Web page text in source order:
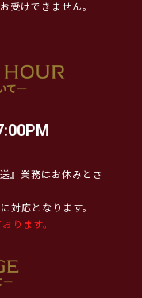
受けできません。
』業務はお休みとさ
対応となります。
ります。